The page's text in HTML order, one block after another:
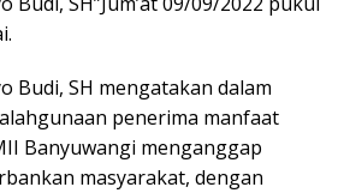
Budi, SH mengatakan dalam
penerima manfaat
Banyuwangi menganggap
masyarakat, dengan